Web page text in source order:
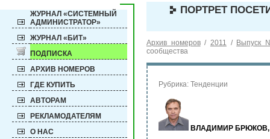
ЖУРНАЛ «СИСТЕМНЫЙ
АДМИНИСТРАТОР»
ЖУРНАЛ «БИТ»
ПОДПИСКА
АРХИВ НОМЕРОВ
ГДЕ КУПИТЬ
АВТОРАМ
РЕКЛАМОДАТЕЛЯМ
О НАС
ПОРТРЕТ
Архив номеров / 2011 /
Выпуск
сообщества
Рубрика: Тенденции
ВЛАДИМИР БРЮКОВ,